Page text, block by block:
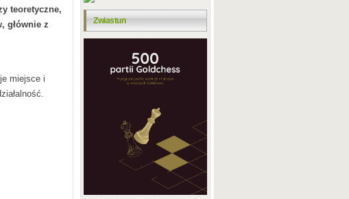
teoretyczne,
głównie z
miejsce i
Zwiastun